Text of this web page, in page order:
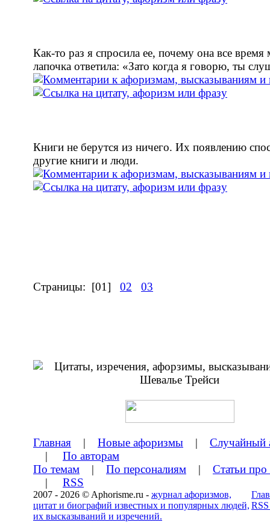
Как-то раз я спросила ее, почему она все время
лапочка ответила: «Зато когда я говорю, ты
Книги не берутся из ничего. Их появлению
другие книги и люди.
Страницы: [01] 02 03
Главная | Новые афоризмы | Случайный
| По авторам
По темам | По персоналиям | Статьи
| RSS
2007 - 2026 © Aphorisme.ru - журнал афоризмов,
цитат и биографий известных и популярных людей,
их высказываний и изречений.